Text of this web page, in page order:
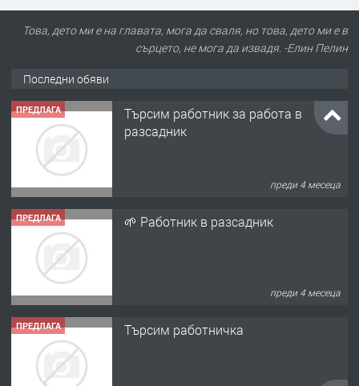
Това, дето ми е на главата, мога да сваля, но това, дето ми е в
сърцето, не мога да извадя. -Елин Пелин
Последни обяви
ПРЕДЛАГА
Търсим работник за работа в
разсадник
преди 4 месеца
ПРЕДЛАГА 🌱 Работник в разсадник
преди 4 месеца
ПРЕДЛАГА Търсим работничка